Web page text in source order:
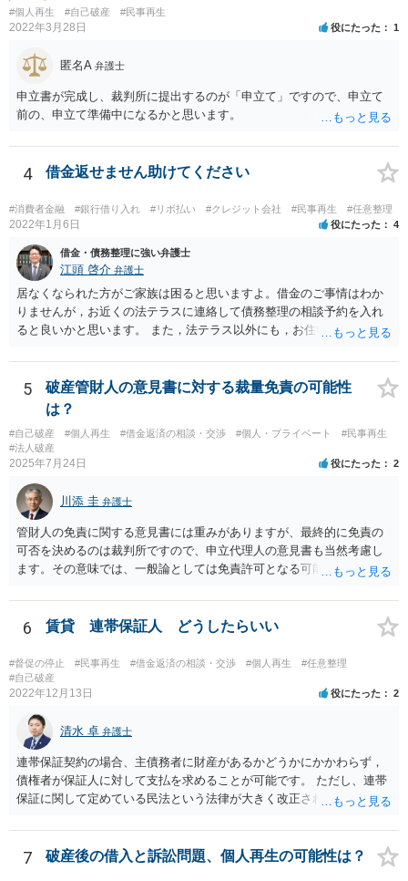
いうのが付く管財事件になる可能性もありますので，その場合は予納
金という管財人に係る費用（20万円が目安）を別途裁判所に払い込む
分で用立てる必要があります。
#個人再生 #自己破産 #民事再生
2022年3月28日 役にたった 1
匿名A 弁護士
申立書が完成し、裁判所に提出するのが「申立て」ですので、申立て
前の、申立て準備中になるかと思います。
4 借金返せません助けてください
#消費者金融 #銀行借り入れ #リボ払い #クレジット会社 #民事再生 #任意整理
2022年1月6日 役にたった 4
借金・債務整理に強い弁護士
江頭 啓介 弁護士
居なくなられた方がご家族は困ると思いますよ。借金のご事情はわか
りませんが，お近くの法テラスに連絡して債務整理の相談予約を入れ
ると良いかと思います。 また，法テラス以外にも，お住いの都道府県
してみてください。
5
破産管財人の意見書に対する裁量免責の可能性
は？
#自己破産 #個人再生 #借金返済の相談・交渉 #個人・プライベート
#民事再生
#法人破産
2025年7月24日 役にたった 2
川添 圭 弁護士
管財人の免責に関する意見書には重みがありますが、最終的に免責の
可否を決めるのは裁判所ですので、申立代理人の意見書も当然考慮し
ます。その意味では、一般論としては免責許可となる可能性が全くな
あるのかといった個別事案の問題については、詳しい情報がないため
回答できません。最も事情をよく知っているのは申立代理人だと思い
ますので、申立代理人から見通しを聞き、あとは代理人を信じましょ
う。
6 賃貸 連帯保証人 どうしたらいい
#督促の停止 #民事再生 #借金返済の相談・交渉 #個人再生
#任意整理
#自己破産
2022年12月13日 役にたった 2
清水 卓 弁護士
連帯保証契約の場合、主債務者に財産があるかどうかにかかわらず，
債権者が保証人に対して支払を求めることが可能です。 ただし、連帯
保証に関して定めている民法という法律が大きく改正され、2020年4月
たが連帯保証人になった時期は、この民法改正後の可能性がありま
す。 そのため、連帯保証人になった際に締結した（署名や捺印をし
た）契約書がお手もとにある場合には、その契約書を持参の上、お住
7 破産後の借入と訴訟問題、個人再生の可能性は？